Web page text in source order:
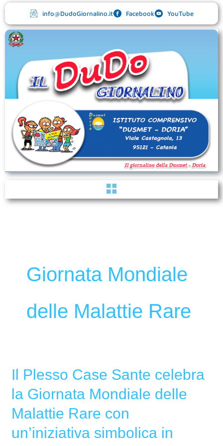
contenuto
info@DudoGiornalino.it Facebook YouTube
Menu
Giornata Mondiale
delle Malattie Rare
Il Plesso Case Sante celebra
la Giornata Mondiale delle
Malattie Rare con
un’iniziativa simbolica in
Il
Case
Sante
la